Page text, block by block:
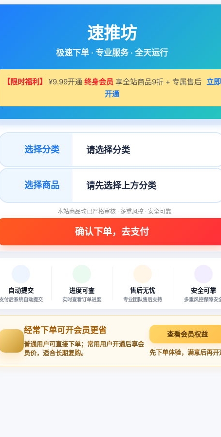
速推坊
极速下单 · 专业服务 · 全天运行
【限时福利】 ¥9.99开通 终身会员 享全站商品9折 + 专属售后 立即
开通
选择分类
选择商品
本站商品均已严格审核 · 多重风控 · 安全可靠
自动提交
支付后系统自动提交
进度可查
实时查看订单进度
售后无忧
专业团队售后支持
安全可靠
多重风控保障安
经常下单可开会员更省
普通用户可直接下单；常用用户开通后享会
员价，适合长期复购。
查看会员权益
先下单体验，满意后再开